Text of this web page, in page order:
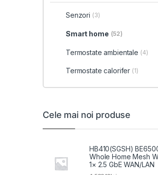
Senzori (3)
Smart home (52)
Termostate ambientale (4)
Termostate calorifer (1)
Cele mai noi produse
HB410(SGSH)
Whole Home Mesh
1× 2.5 GbE WAN/LAN